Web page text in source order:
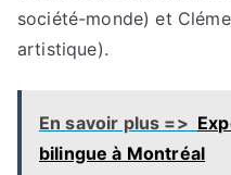
société-monde) et
artistique).
En savoir plus =>
bilingue à Montréal